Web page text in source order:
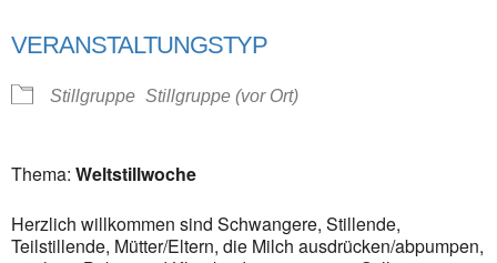
VERANSTALTUNGSTYP
Stillgruppe Stillgruppe (vor Ort)
Thema: Weltstillwoche
Herzlich willkommen sind Schwangere, Stillende,
Teilstillende, Mütter/Eltern, die Milch ausdrücken/abpumpen,